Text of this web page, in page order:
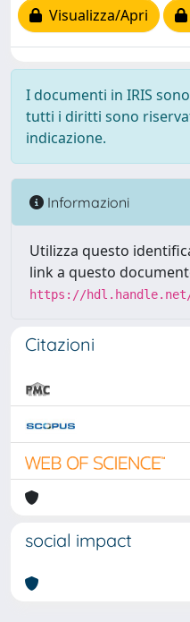
Visualizza/Apri
I documenti in IRIS
tutti i diritti sono
indicazione.
Informazioni
Utilizza questo
link a questo
https://hdl.handle.net/
Citazioni
social impact